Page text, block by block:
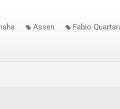
Assen Fabio